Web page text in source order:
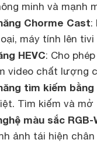
minh và mạnh
Chorme Cast:
máy tính lên
HEVC: Cho
video chất lượng
tìm kiếm
Tìm kiếm và
màu sắc RGB-
ảnh tái hiện